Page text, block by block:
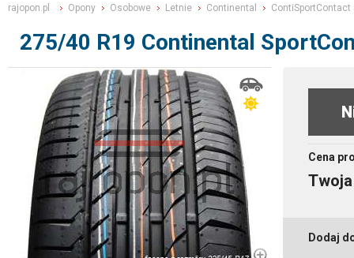
rajopon.pl Opony Osobowe Letnie Continental ContiSportContact
275/40 R19 Continental
Cena
Dodaj